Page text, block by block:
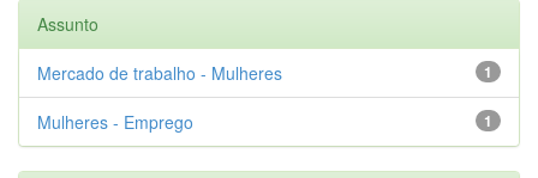
Assunto
1
Mercado de trabalho - Mulheres
1
Mulheres - Emprego